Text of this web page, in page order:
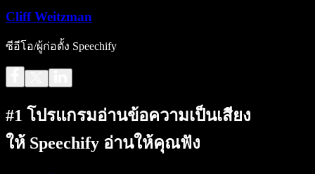
Cliff Weitzman
ซีอีโอ/ผู้ก่อตั้ง Speechify
#1 โปรแกรมอ่านข้อความเป็นเสียง
ให้ Speechify อ่านให้คุณฟัง